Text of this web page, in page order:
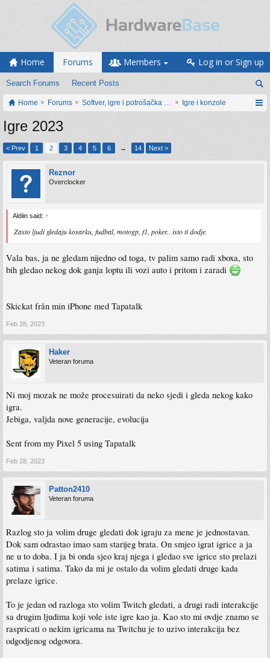
Home Forums
Search Forums Recent Posts
Members Log in or Sign up
Home Forums Softver, igre i potrošačka elektronikaIgre i konzole
Igre 2023
< Prev 1 2 3 4 5 6 → 14 Next >
Reznor
Overclocker
Aldiin said: ↑
Zasto ljudi gledaju kosarku, fudbal, motogp, f1, poker.. isto ti dodje.
Vala bas, ja ne gledam nijedno od toga, tv palim samo radi xboxa, sto
bih gledao nekog dok ganja loptu ili vozi auto i pritom i zaradi
Skickat från min iPhone med Tapatalk
Feb 28, 2023
Haker
Veteran foruma
Ni moj mozak ne može procesuirati da neko sjedi i gleda nekog kako
igra.
Jebiga, valjda nove generacije, evolucija
Sent from my Pixel 5 using Tapatalk
Feb 28, 2023
Patton2410
Veteran foruma
Razlog sto ja volim druge gledati dok igraju za mene je jednostavan.
Dok sam odrastao imao sam starijeg brata. On smjeo igrat igrice a ja
ne u to doba. I ja bi onda sjeo kraj njega i gledao sve igrice sto prelazi
satima i satima. Tako da mi je ostalo da volim gledati druge kada
prelaze igrice.
To je jedan od razloga sto volim Twitch gledati, a drugi radi interakcije
sa drugim ljudima koji vole iste igre kao ja. Kao sto mi ovdje znamo se
raspricati o nekim igricama na Twitchu je to uzivo interakcija bez
odgodjenog odgovora.